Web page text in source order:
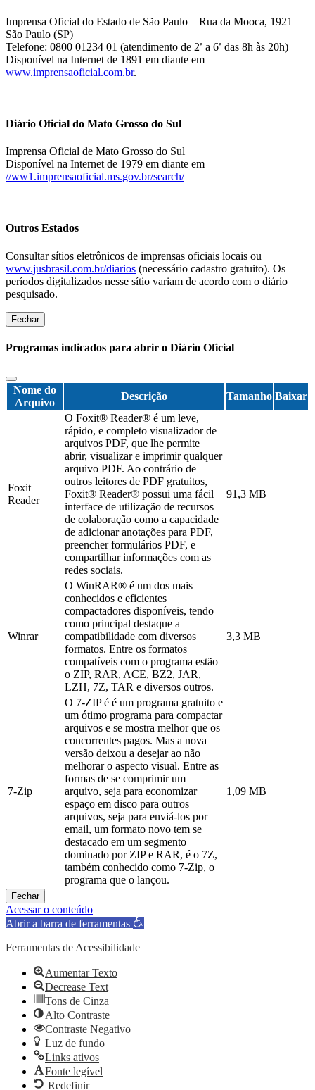
Imprensa Oficial do Estado de São Paulo – Rua da Mooca, 1921 –
São Paulo (SP)
Telefone: 0800 01234 01 (atendimento de 2ª a 6ª das 8h às 20h)
Disponível na Internet de 1891 em diante em
www.imprensaoficial.com.br.
Diário Oficial do Mato Grosso do Sul
Imprensa Oficial de Mato Grosso do Sul
Disponível na Internet de 1979 em diante em
//ww1.imprensaoficial.ms.gov.br/search/
Outros Estados
Consultar sítios eletrônicos de imprensas oficiais locais ou
www.jusbrasil.com.br/diarios (necessário cadastro gratuito). Os
períodos digitalizados nesse sítio variam de acordo com o diário
pesquisado.
Fechar
Programas indicados para abrir o Diário Oficial
Nome do
Arquivo
Descrição Tamanho Baixar
Foxit
Reader
O Foxit® Reader® é um leve,
rápido, e completo visualizador de
arquivos PDF, que lhe permite
abrir, visualizar e imprimir qualquer
arquivo PDF. Ao contrário de
outros leitores de PDF gratuitos,
Foxit® Reader® possui uma fácil
interface de utilização de recursos
de colaboração como a capacidade
de adicionar anotações para PDF,
preencher formulários PDF, e
compartilhar informações com as
redes sociais.
91,3 MB
Winrar
O WinRAR® é um dos mais
conhecidos e eficientes
compactadores disponíveis, tendo
como principal destaque a
compatibilidade com diversos
formatos. Entre os formatos
compatíveis com o programa estão
o ZIP, RAR, ACE, BZ2, JAR,
LZH, 7Z, TAR e diversos outros.
3,3 MB
7-Zip
O 7-ZIP é é um programa gratuito e
um ótimo programa para compactar
arquivos e se mostra melhor que os
concorrentes pagos. Mas a nova
versão deixou a desejar ao não
melhorar o aspecto visual. Entre as
formas de se comprimir um
arquivo, seja para economizar
espaço em disco para outros
arquivos, seja para enviá-los por
email, um formato novo tem se
destacado em um segmento
dominado por ZIP e RAR, é o 7Z,
também conhecido como 7-Zip, o
programa que o lançou.
1,09 MB
Fechar
Acessar o conteúdo
Abrir a barra de ferramentas
Ferramentas de Acessibilidade
Aumentar Texto
Decrease Text
Tons de Cinza
Alto Contraste
Contraste Negativo
Luz de fundo
Links ativos
Fonte legível
Redefinir